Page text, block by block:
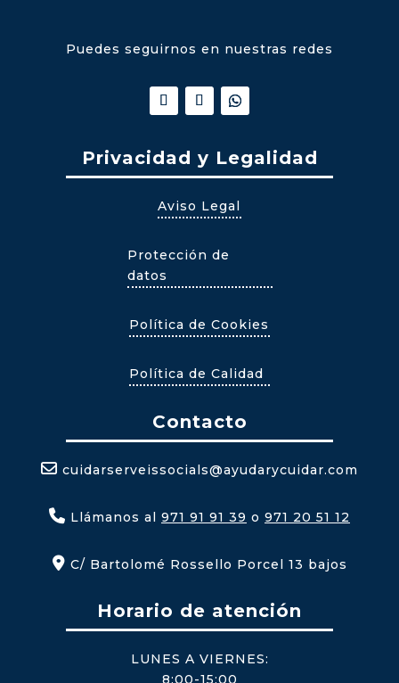
Puedes seguirnos en nuestras redes
Privacidad y Legalidad
Aviso Legal
Protección de
datos
Política de Cookies
Política de Calidad
Contacto
cuidarserveissocials@ayudarycuidar.com
Llámanos al 971 91 91 39 o 971 20 51 12
C/ Bartolomé Rossello Porcel 13 bajos
Horario de atención
LUNES A VIERNES:
8:00-15:00